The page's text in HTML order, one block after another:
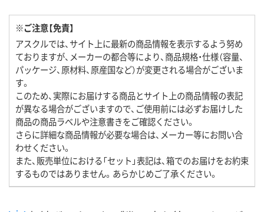
※ご注意【免責】
アスクルでは、サイト上に最新の商品情報を表示するよう努め
ておりますが、メーカーの都合等により、商品規格・仕様（容量、
パッケージ、原材料、原産国など）が変更される場合がございま
す。
このため、実際にお届けする商品とサイト上の商品情報の表記
が異なる場合がございますので、ご使用前には必ずお届けした
商品の商品ラベルや注意書きをご確認ください。
さらに詳細な商品情報が必要な場合は、メーカー等にお問い合
わせください。
また、販売単位における「セット」表記は、箱でのお届けをお約束
するものではありません。あらかじめご了承ください。